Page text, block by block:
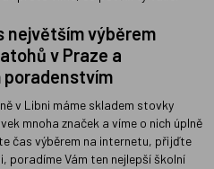
největším výběrem
v Praze a
poradenstvím
v Libni máme skladem stovky
mnoha značek a víme o nich úplně
čas výběrem na internetu, přijďte
poradíme Vám ten nejlepší školní